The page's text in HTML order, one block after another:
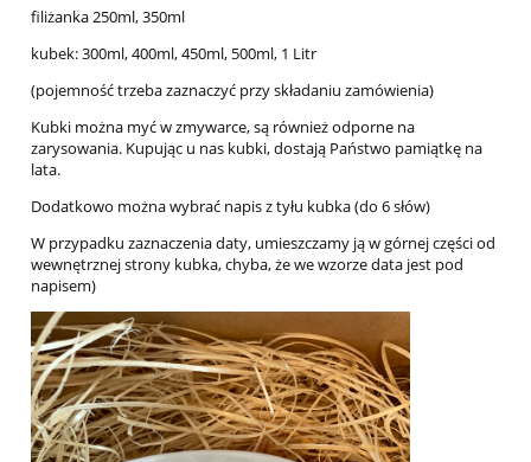
filiżanka 250ml, 350ml
kubek: 300ml, 400ml, 450ml, 500ml, 1 Litr
(pojemność trzeba zaznaczyć przy składaniu zamówienia)
Kubki można myć w zmywarce, są również odporne na
zarysowania. Kupując u nas kubki, dostają Państwo pamiątkę na
lata.
Dodatkowo można wybrać napis z tyłu kubka (do 6 słów)
W przypadku zaznaczenia daty, umieszczamy ją w górnej części od
wewnętrznej strony kubka, chyba, że we wzorze data jest pod
napisem)